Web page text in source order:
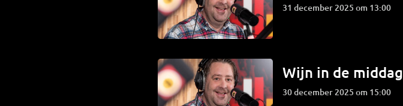
31 december 2025 om 13:00
Wijn in de middag
30 december 2025 om 15:00